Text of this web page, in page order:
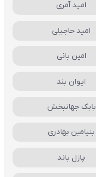
امید آمری
امید حاجیلی
امین بانی
ایوان بند
بابک جهانبخش
بنیامین بهادری
پازل باند